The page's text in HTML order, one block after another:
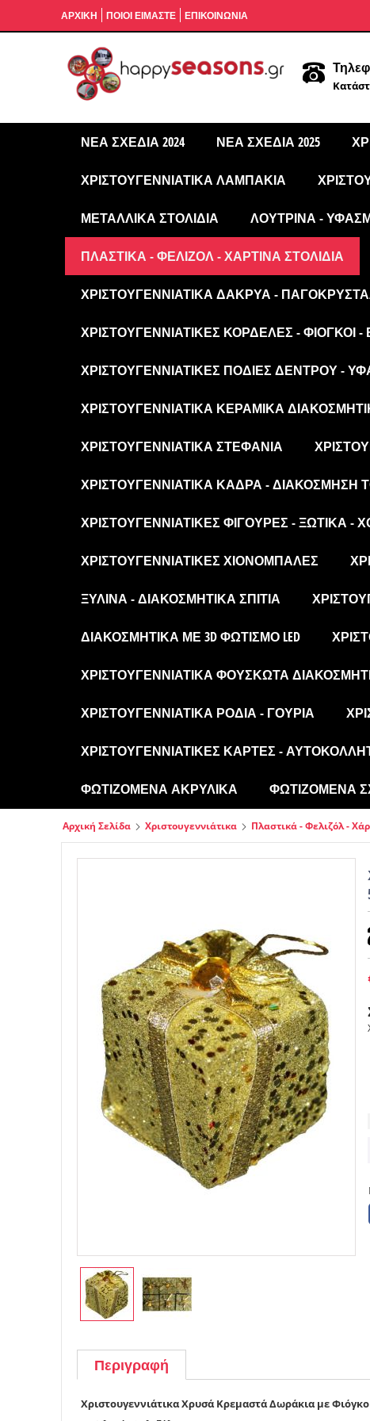
ΑΡΧΙΚΉ ΠΟΙΟΙ ΕΙΜΑΣΤΕ ΕΠΙΚΟΙΝΩΝΙΑ
ΝΈΑ ΣΧΈΔΙΑ 2024 ΝΈΑ ΣΧΈΔΙΑ 2025
ΧΡΙΣΤΟΥΓΕΝΝΙΆΤΙΚΑ ΛΑΜΠΆΚΙΑ
ΜΕΤΑΛΛΙΚΆ ΣΤΟΛΊΔΙΑ ΛΟΎΤΡΙΝΑ -
ΠΛΑΣΤΙΚΆ - ΦΕΛΙΖΌΛ - ΧΆΡΤΙΝΑ ΣΤΟΛΊΔΙΑ
ΧΡΙΣΤΟΥΓΕΝΝΙΆΤΙΚΑ ΔΆΚΡΥΑ -
ΧΡΙΣΤΟΥΓΕΝΝΙΆΤΙΚΕΣ ΚΟΡΔΈΛΕΣ - ΦΙΌΓΚΟΙ
ΧΡΙΣΤΟΥΓΕΝΝΙΆΤΙΚΕΣ ΠΟΔΙΈΣ ΔΈΝΤΡΟΥ -
ΧΡΙΣΤΟΥΓΕΝΝΙΆΤΙΚΑ ΚΕΡΑΜΙΚΆ
ΧΡΙΣΤΟΥΓΕΝΝΙΆΤΙΚΑ ΣΤΕΦΆΝΙΑ
ΧΡΙΣΤΟΥΓΕΝΝΙΆΤΙΚΑ ΚΆΔΡΑ - ΔΙΑΚΌΣΜΗΣΗ
ΧΡΙΣΤΟΥΓΕΝΝΙΆΤΙΚΕΣ ΦΙΓΟΎΡΕΣ - ΞΩΤΙΚΆ -
ΧΡΙΣΤΟΥΓΕΝΝΙΆΤΙΚΕΣ ΧΙΟΝΌΜΠΑΛΕΣ
ΞΎΛΙΝΑ - ΔΙΑΚΟΣΜΗΤΙΚΆ ΣΠΊΤΙΑ
ΔΙΑΚΟΣΜΗΤΙΚΆ ΜΕ 3D ΦΩΤΙΣΜΌ LED
ΧΡΙΣΤΟΥΓΕΝΝΙΆΤΙΚΑ ΦΟΥΣΚΩΤΆ
ΧΡΙΣΤΟΥΓΕΝΝΙΆΤΙΚΑ ΡΌΔΙΑ - ΓΟΎΡΙΑ
ΧΡΙΣΤΟΥΓΕΝΝΙΆΤΙΚΕΣ ΚΆΡΤΕΣ -
ΦΩΤΙΖΌΜΕΝΑ ΑΚΡΥΛΙΚΆ ΦΩΤΙΖΌΜΕΝΑ
Αρχική Σελίδα Χριστουγεννιάτικα Πλαστικά - Φελιζόλ -
Περιγραφή
Χριστουγεννιάτικα Χρυσά Κρεμαστά Δωράκια με